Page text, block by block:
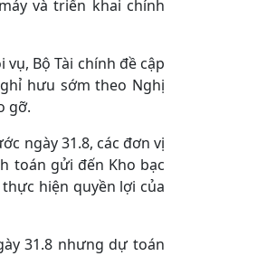
và triển khai chính
Bộ Tài chính đề cập
hưu sớm theo Nghị
gỡ.
ngày 31.8, các đơn vị
toán gửi đến Kho bạc
hiện quyền lợi của
31.8 nhưng dự toán